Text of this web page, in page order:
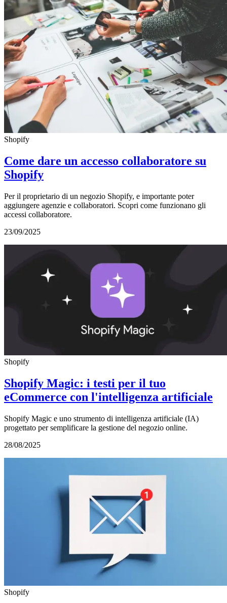
Shopify
Come dare un accesso collaboratore su
Shopify
Per il proprietario di un negozio Shopify, e importante poter
aggiungere agenzie e collaboratori. Scopri come funzionano gli
accessi collaboratore.
23/09/2025
Shopify
Shopify Magic: i testi per il tuo
eCommerce con l'intelligenza artificiale
Shopify Magic e uno strumento di intelligenza artificiale (IA)
progettato per semplificare la gestione del negozio online.
28/08/2025
Shopify